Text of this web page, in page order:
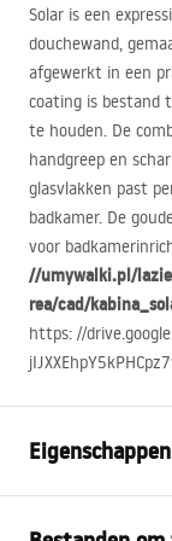
Solar is een
douchewand,
afgewerkt in een
coating is bestand
te houden. De
handgreep en
glasvlakken past
badkamer. De
voor
//umywalki.pl/
rea/cad/
https: //
Eigenschappen